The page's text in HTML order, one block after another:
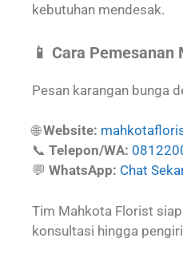
kebutuhan mendesak.
📱 Cara
Pesan karangan bunga
🌐Website:
📞 Telepon/WA:
💬 WhatsApp: Chat
Tim Mahkota Florist
konsultasi hingga